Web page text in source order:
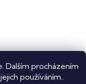
Dalším procházením
používáním..